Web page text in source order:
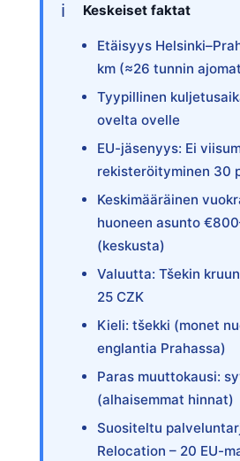
Keskeiset faktat
Etäisyys
km (≈26 tunnin
Tyypillinen
ovelta ovelle
EU-jäsenyys: Ei
rekisteröityminen 30
Keskimääräinen
huoneen asunto
(keskusta)
Valuutta: Tšekin
25 CZK
Kieli: tšekki (monet
englantia Prahassa)
Paras muuttokausi:
(alhaisemmat hinnat)
Suositeltu
Relocation – 20 EU-